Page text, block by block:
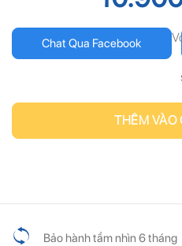
Chat Qua Facebook
THÊM VÀO
Bảo hành tầm nhìn 6 tháng